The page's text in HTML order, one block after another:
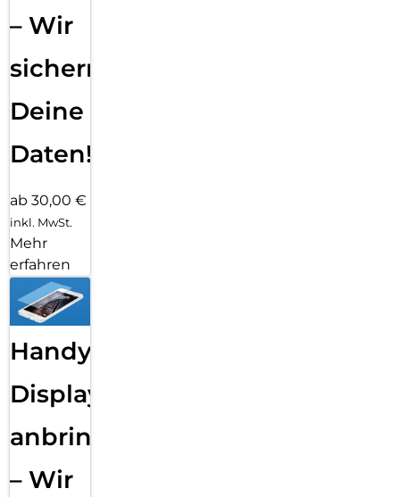
– Wir
sichern
Deine
Daten!
ab 30,00 €
inkl. MwSt.
Mehr
erfahren
Handy
Displayfolie
anbringen
– Wir